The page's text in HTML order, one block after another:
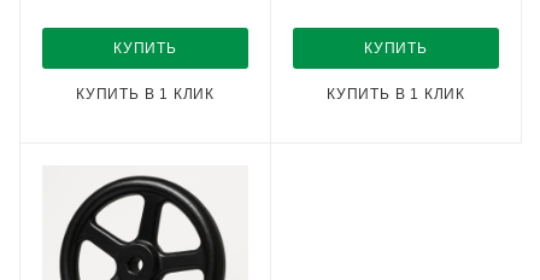
КУПИТЬ
КУПИТЬ В 1 КЛИК
КУПИТЬ
КУПИТЬ В 1 КЛИК